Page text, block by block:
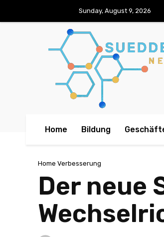
Sunday, August 9, 2026
Home Bildung
Home Verbesserung
Der neue